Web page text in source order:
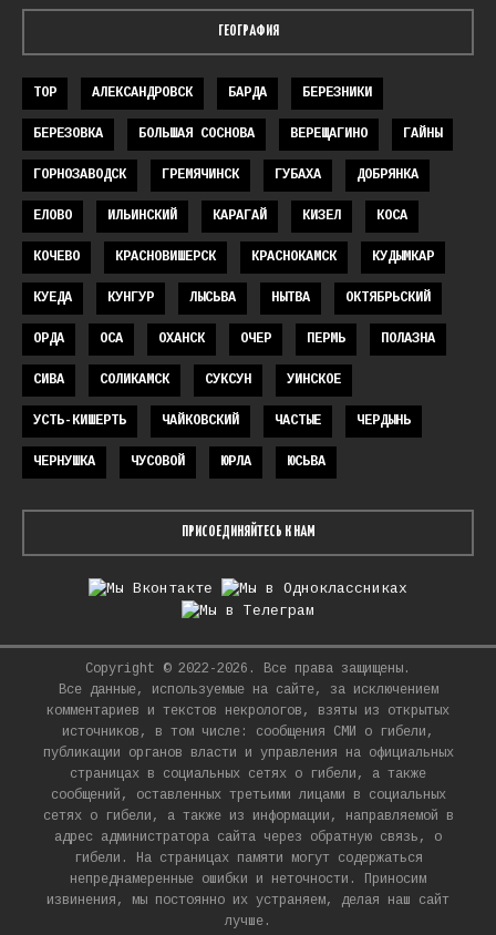
ГЕОГРАФИЯ
TOP АЛЕКСАНДРОВСК БАРДА БЕРЕЗНИКИ
БЕРЕЗОВКА БОЛЬШАЯ СОСНОВА ВЕРЕЩАГИНО ГАЙНЫ
ГОРНОЗАВОДСК ГРЕМЯЧИНСК ГУБАХА ДОБРЯНКА
ЕЛОВО ИЛЬИНСКИЙ КАРАГАЙ КИЗЕЛ КОСА
КОЧЕВО КРАСНОВИШЕРСК КРАСНОКАМСК КУДЫМКАР
КУЕДА КУНГУР ЛЫСЬВА НЫТВА ОКТЯБРЬСКИЙ
ОРДА ОСА ОХАНСК ОЧЕР ПЕРМЬ ПОЛАЗНА
СИВА СОЛИКАМСК СУКСУН УИНСКОЕ
УСТЬ-КИШЕРТЬ ЧАЙКОВСКИЙ ЧАСТЫЕ ЧЕРДЫНЬ
ЧЕРНУШКА ЧУСОВОЙ ЮРЛА ЮСЬВА
ПРИСОЕДИНЯЙТЕСЬ К НАМ
Copyright © 2022-2026. Все права защищены.
Все данные, используемые на сайте, за исключением
комментариев и текстов некрологов, взяты из открытых
источников, в том числе: сообщения СМИ о гибели,
публикации органов власти и управления на официальных
страницах в социальных сетях о гибели, а также
сообщений, оставленных третьими лицами в социальных
сетях о гибели, а также из информации, направляемой в
адрес администратора сайта через обратную связь, о
гибели. На страницах памяти могут содержаться
непреднамеренные ошибки и неточности. Приносим
извинения, мы постоянно их устраняем, делая наш сайт
лучше.